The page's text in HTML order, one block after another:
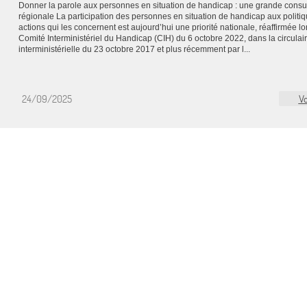
Donner la parole aux personnes en situation de handicap : une grande
régionale La participation des personnes en situation de handicap aux
actions qui les concernent est aujourd’hui une priorité nationale, réaffirmée
Comité Interministériel du Handicap (CIH) du 6 octobre 2022, dans la
interministérielle du 23 octobre 2017 et plus récemment par l...
24/09/2025